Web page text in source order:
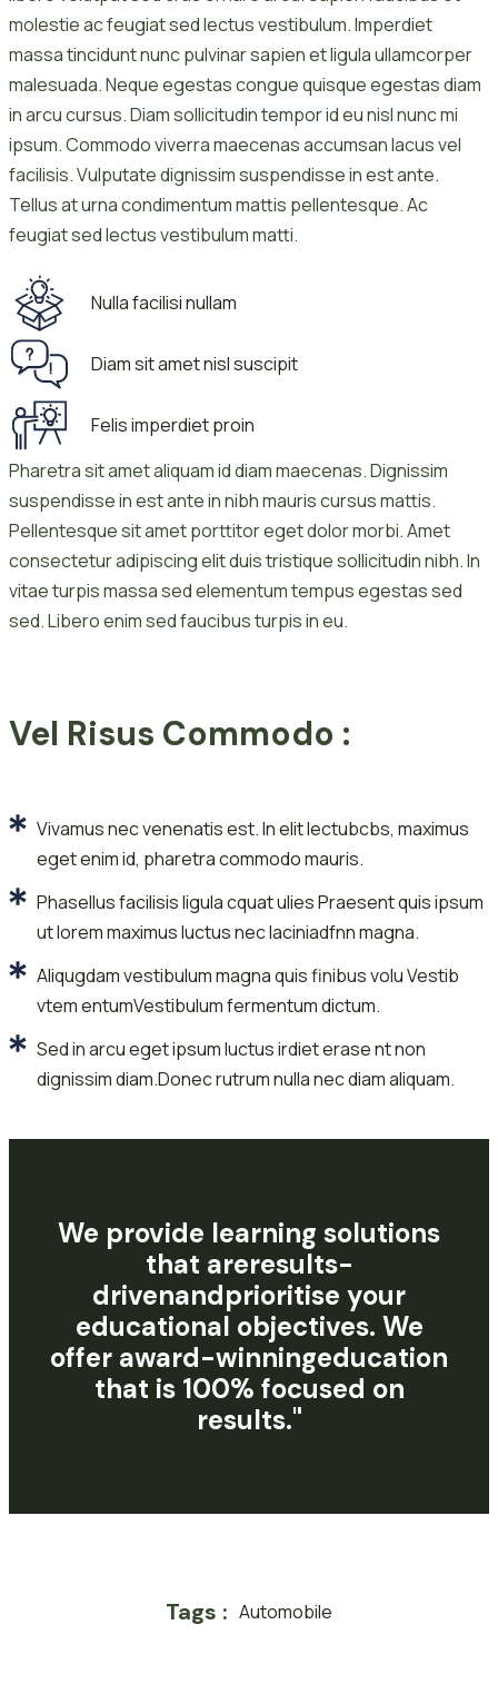
molestie ac feugiat sed lectus vestibulum. Imperdiet
massa tincidunt nunc pulvinar sapien et ligula ullamcorper
malesuada. Neque egestas congue quisque egestas diam
in arcu cursus. Diam sollicitudin tempor id eu nisl nunc mi
ipsum. Commodo viverra maecenas accumsan lacus vel
facilisis. Vulputate dignissim suspendisse in est ante.
Tellus at urna condimentum mattis pellentesque. Ac
feugiat sed lectus vestibulum matti.
Nulla facilisi nullam
Diam sit amet nisl suscipit
Felis imperdiet proin
Pharetra sit amet aliquam id diam maecenas. Dignissim
suspendisse in est ante in nibh mauris cursus mattis.
Pellentesque sit amet porttitor eget dolor morbi. Amet
consectetur adipiscing elit duis tristique sollicitudin nibh. In
vitae turpis massa sed elementum tempus egestas sed
sed. Libero enim sed faucibus turpis in eu.
Vel Risus Commodo :
Vivamus nec venenatis est. In elit lectubcbs, maximus
eget enim id, pharetra commodo mauris.
Phasellus facilisis ligula cquat ulies Praesent quis ipsum
ut lorem maximus luctus nec laciniadfnn magna.
Aliqugdam vestibulum magna quis finibus volu Vestib
vtem entumVestibulum fermentum dictum.
Sed in arcu eget ipsum luctus irdiet erase nt non
dignissim diam.Donec rutrum nulla nec diam aliquam.
We provide learning solutions
that areresults-
drivenandprioritise your
educational objectives. We
offer award-winningeducation
that is 100% focused on
results."
Tags : Automobile